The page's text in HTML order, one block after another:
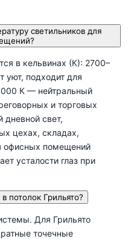
светильников для
в кельвинах (К): 2700–
уют, подходит для
К — нейтральный
и торговых
свет,
цехах, складах,
офисных помещений
усталости глаз при
потолок Грильято?
Для Грильято
точечные